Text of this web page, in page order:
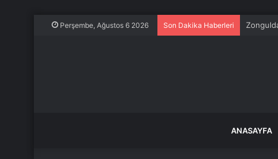
Perşembe, Ağustos 6 2026 Son Dakika Haberleri
ANASAYFA